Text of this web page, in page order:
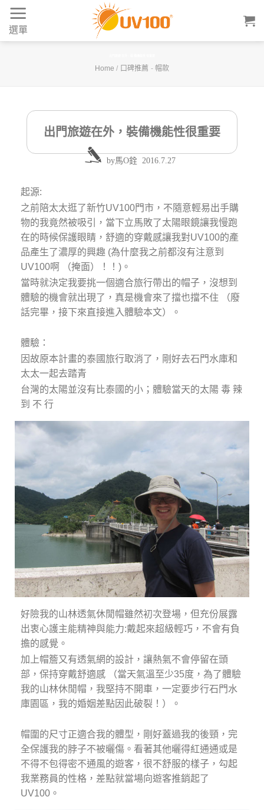
Skip
content
選單
Home / 口碑推薦 - 帽款
出門旅遊在外，裝備機能性很重要
by馬O銓 2016.7.27
起源:
之前陪太太逛了新竹UV100門市，不隨意輕易出手購
物的我竟然被吸引，當下立馬敗了太陽眼鏡讓我慢跑
在的時候保護眼睛，舒適的穿戴感讓我對UV100的產
品產生了濃厚的興趣 (為什麼我之前都沒有注意到
UV100啊 （掩面）！！)。
當時就決定我要挑一個適合旅行帶出的帽子，沒想到
體驗的機會就出現了，真是機會來了擋也擋不住 （廢
話完畢，接下來直接進入體驗本文）。
體驗：
因故原本計畫的泰國旅行取消了，剛好去石門水庫和
太太一起去踏青
台灣的太陽並沒有比泰國的小；體驗當天的太陽 毒 辣
到 不 行
好險我的山林透氣休閒帽雖然初次登場，但充份展露
出衷心護主能精神與能力:戴起來超級輕巧，不會有負
擔的感覺。
加上帽簷又有透氣網的設計，讓熱氣不會停留在頭
部，保持穿戴舒適感 （當天氣溫至少35度，為了體驗
我的山林休閒帽，我堅持不開車，一定要步行石門水
庫園區，我的婚姻差點因此破裂！）。
帽圍的尺寸正適合我的體型，剛好蓋過我的後頸，完
全保護我的脖子不被曬傷。看著其他曬得紅通通或是
不得不包得密不通風的遊客，很不舒服的樣子，勾起
我業務員的性格，差點就當場向遊客推銷起了
UV100。